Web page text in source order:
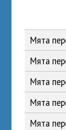
Мята
Мята
Мята
Мята
Мята